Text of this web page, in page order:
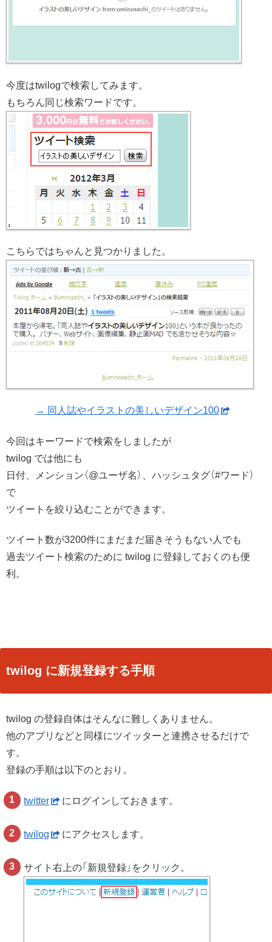
今度はtwilogで検索してみます。
もちろん同じ検索ワードです。
こちらではちゃんと見つかりました。
→ 同人誌やイラストの美しいデザイン100
今回はキーワードで検索をしましたが
twilog では他にも
日付、メンション（@ユーザ名）、ハッシュタグ（#ワード）
で
ツイートを絞り込むことができます。
ツイート数が3200件にまだまだ届きそうもない人でも
過去ツイート検索のために twilog に登録しておくのも便
利。
twilog に新規登録する手順
twilog の登録自体はそんなに難しくありません。
他のアプリなどと同様にツイッターと連携させるだけで
す。
登録の手順は以下のとおり。
twitter にログインしておきます。
twilog にアクセスします。
サイト右上の「新規登録」をクリック。